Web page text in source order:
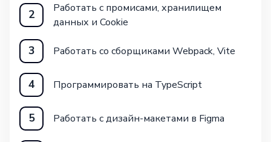
2
Работать с промисами, хранилищем
данных и Cookie
3 Работать со сборщиками Webpack, Vite
4 Программировать на TypeScript
5 Работать с дизайн-макетами в Figma